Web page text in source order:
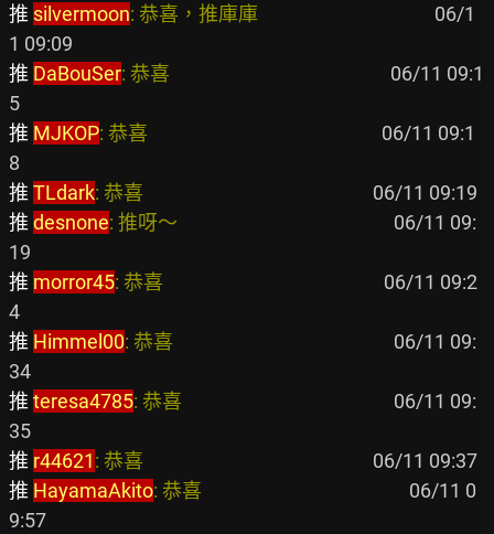
推 silvermoon: 恭喜，推庫庫
06/1
推 DaBouSer: 恭喜
06/11 09:1
推 MJKOP: 恭喜
06/11 09:1
推 TLdark: 恭喜
推 desnone: 推呀～
06/11 09:
推 morror45: 恭喜
06/11 09:2
推 Himmel00: 恭喜
06/11 09:
推 teresa4785: 恭喜
06/11 09:
推 r44621: 恭喜
推 HayamaAkito: 恭喜
06/11 0